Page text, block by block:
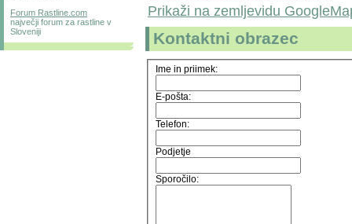
Prikaži na zemljevidu
Kontaktni obrazec
Ime in priimek:
E-pošta:
Telefon:
Podjetje
Sporočilo:
Forum Rastline.com
največji forum za rastline v
Sloveniji